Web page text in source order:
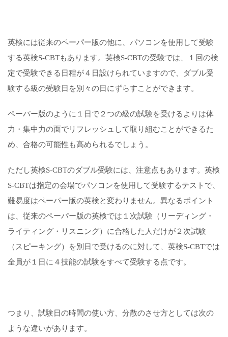
英検には従来のペーパー版の他に、パソコンを使用して受験
する英検S-CBTもあります。英検S-CBTの受験では、１回の検
定で受験できる日程が４日設けられていますので、ダブル受
験する級の受験日を別々の日にずらすことができます。
ペーパー版のように１日で２つの級の試験を受けるよりは体
力・集中力の面でリフレッシュして取り組むことができるた
め、合格の可能性も高められるでしょう。
ただし英検S-CBTのダブル受験には、注意点もあります。英検
S-CBTは指定の会場でパソコンを使用して受験するテストで、
難易度はペーパー版の英検と変わりません。異なるポイント
は、従来のペーパー版の英検では１次試験（リーディング・
ライティング・リスニング）に合格した人だけが２次試験
（スピーキング）を別日で受けるのに対して、英検S-CBTでは
全員が１日に４技能の試験をすべて受験する点です。
つまり、試験日の時間の使い方、分散のさせ方としては次の
ような違いがあります。